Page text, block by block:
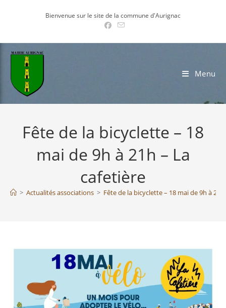
Bienvenue sur le site de la commune d'Aurignac
Menu
Fête de la bicyclette – 18
mai de 9h à 21h – La
cafetière
> Actualités associations > Fête de la bicyclette – 18 mai de 9h à